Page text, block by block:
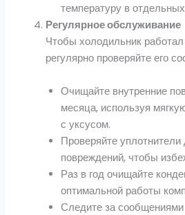
температуру в
Регулярное обслуживание
Чтобы холодильник
регулярно проверяйте его
Очищайте внутренние
месяца, используя
с уксусом.
Проверяйте
повреждений, чтобы
Раз в год очищайте
оптимальной работы
Следите за